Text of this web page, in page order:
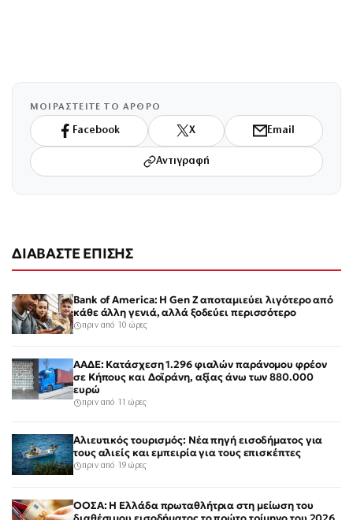
ΜΟΙΡΑΣΤΕΙΤΕ ΤΟ ΑΡΘΡΟ
Facebook X Email
Αντιγραφή
ΔΙΑΒΑΣΤΕ ΕΠΙΣΗΣ
Bank of America: Η Gen Z αποταμιεύει λιγότερο από
κάθε άλλη γενιά, αλλά ξοδεύει περισσότερο
πριν από 10 ώρες
ΑΑΔΕ: Κατάσχεση 1.296 φιαλών παράνομου φρέον
σε Κήπους και Δοϊράνη, αξίας άνω των 880.000
ευρώ
πριν από 11 ώρες
Αλιευτικός τουρισμός: Νέα πηγή εισοδήματος για
τους αλιείς και εμπειρία για τους επισκέπτες
πριν από 19 ώρες
ΟΟΣΑ: Η Ελλάδα πρωταθλήτρια στη μείωση του